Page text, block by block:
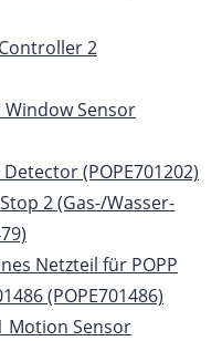
2
Window Sensor
(POPE701202)
2 (Gas-/Wasser-
Netzteil für POPP
(POPE701486)
Motion Sensor